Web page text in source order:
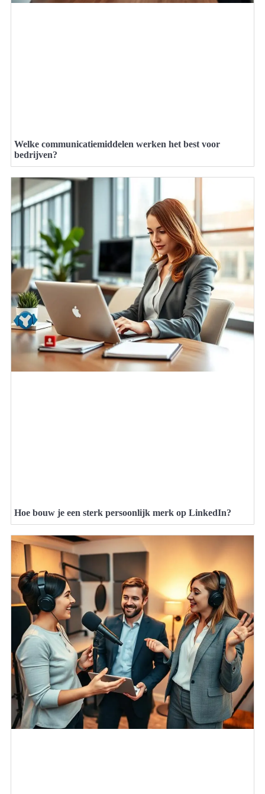
Welke communicatiemiddelen werken het best voor
bedrijven?
Hoe bouw je een sterk persoonlijk merk op LinkedIn?